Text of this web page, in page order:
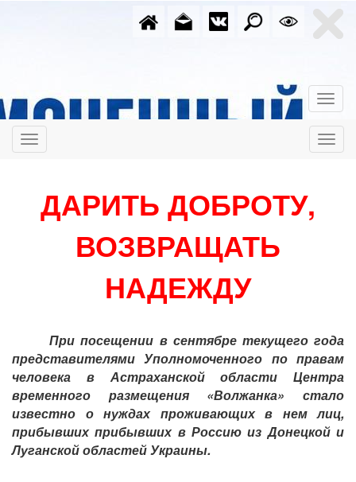
ДАРИТЬ ДОБРОТУ,
ВОЗВРАЩАТЬ
НАДЕЖДУ
При посещении в сентябре текущего года
представителями Уполномоченного по правам
человека в Астраханской области Центра
временного размещения «Волжанка» стало
известно о нуждах проживающих в нем лиц,
прибывших прибывших в Россию из Донецкой и
Луганской областей Украины.